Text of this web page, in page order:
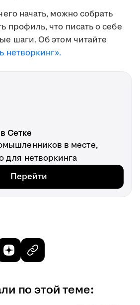
начать, можно собрать
профиль, что писать о себе
шаги. Об этом читайте
нетворкинг».
Сетке
в месте,
для нетворкинга
Перейти
по этой теме: